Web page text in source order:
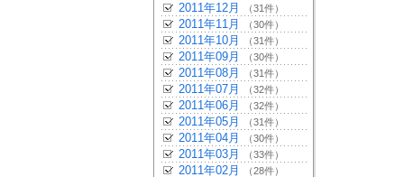
2011年12月 （31件）
2011年11月 （30件）
2011年10月 （31件）
2011年09月 （30件）
2011年08月 （31件）
2011年07月 （32件）
2011年06月 （32件）
2011年05月 （31件）
2011年04月 （30件）
2011年03月 （33件）
2011年02月 （28件）